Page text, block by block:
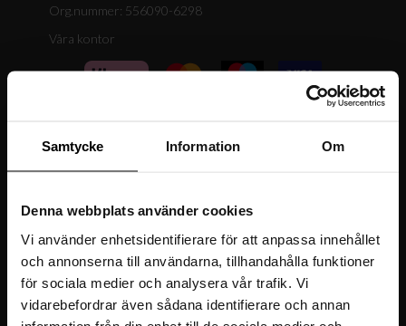
Samtycke Information Om
Denna webbplats använder cookies
Vi använder enhetsidentifierare för att anpassa innehållet
och annonserna till användarna, tillhandahålla funktioner
för sociala medier och analysera vår trafik. Vi
vidarebefordrar även sådana identifierare och annan
Org.nummer: 556090-6298
Våra kontor
FÖRETAGSINFORMATION
Bli återförsäljare
Hållbarhet
Pressrum